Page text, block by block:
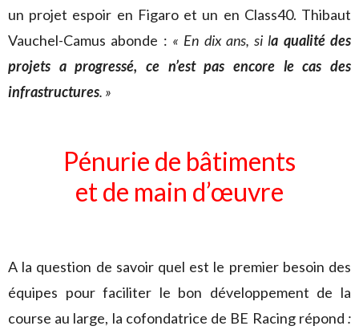
un projet espoir en Figaro et un en Class40. Thibaut
Vauchel-Camus abonde : « En dix ans, si la qualité des
projets a progressé, ce n’est pas encore le cas des
infrastructures. »
Pénurie de bâtiments
et de main d’œuvre
A la question de savoir quel est le premier besoin des
équipes pour faciliter le bon développement de la
course au large, la cofondatrice de BE Racing répond :